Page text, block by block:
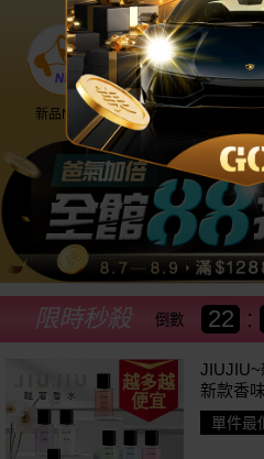
新品NEW
限時秒殺 倒數 22 :
越多越
便宜
JIUJIU~
新款香
牌平替
單件最